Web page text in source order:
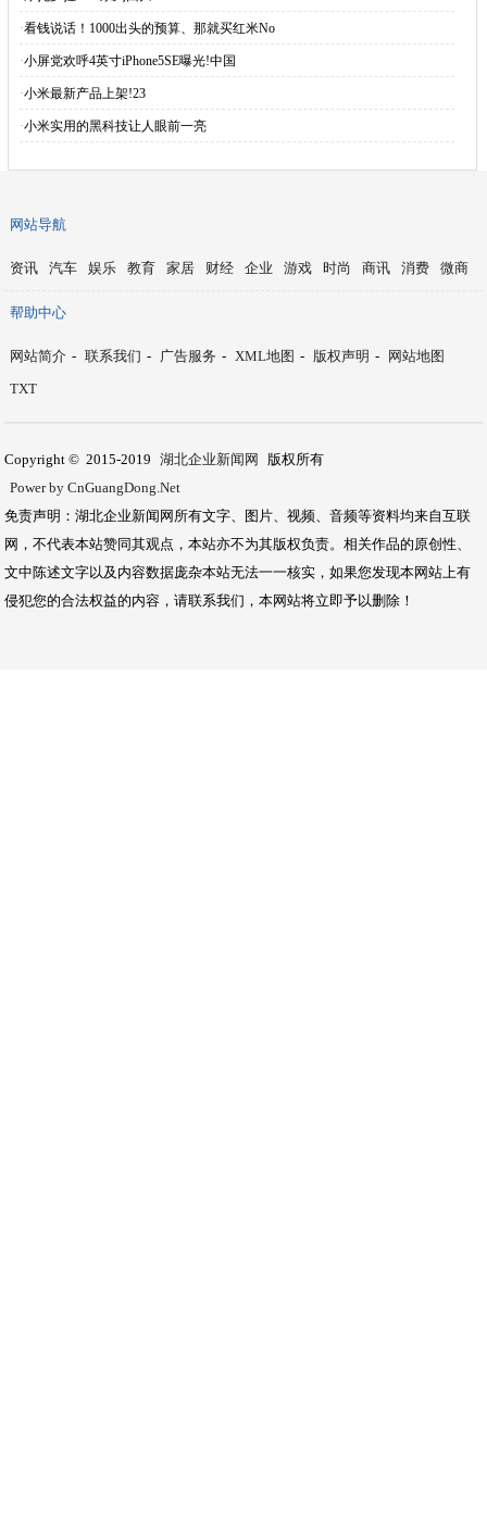
·看钱说话！1000出头的预算、那就买红米No
·小屏党欢呼4英寸iPhone5SE曝光!中国
·小米最新产品上架!23
·小米实用的黑科技让人眼前一亮
网站导航
资讯 汽车 娱乐 教育 家居 财经 企业 游戏 时尚 商讯 消费 微商
帮助中心
网站简介 - 联系我们 - 广告服务 - XML地图 - 版权声明 -
网站地图
TXT
Copyright © 2015-2019 湖北企业新闻网
版权所有
Power by CnGuangDong.Net
免责声明：湖北企业新闻网所有文字、图片、视频、音频等资料均来自互联
网，不代表本站赞同其观点，本站亦不为其版权负责。相关作品的原创性、
文中陈述文字以及内容数据庞杂本站无法一一核实，如果您发现本网站上有
侵犯您的合法权益的内容，请联系我们，本网站将立即予以删除！